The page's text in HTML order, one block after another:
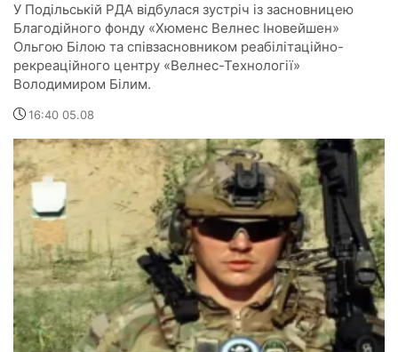
У Подільській РДА відбулася зустріч із засновницею
Благодійного фонду «Хюменс Велнес Іновейшен»
Ольгою Білою та співзасновником реабілітаційно-
рекреаційного центру «Велнес-Технології»
Володимиром Білим.
16:40 05.08